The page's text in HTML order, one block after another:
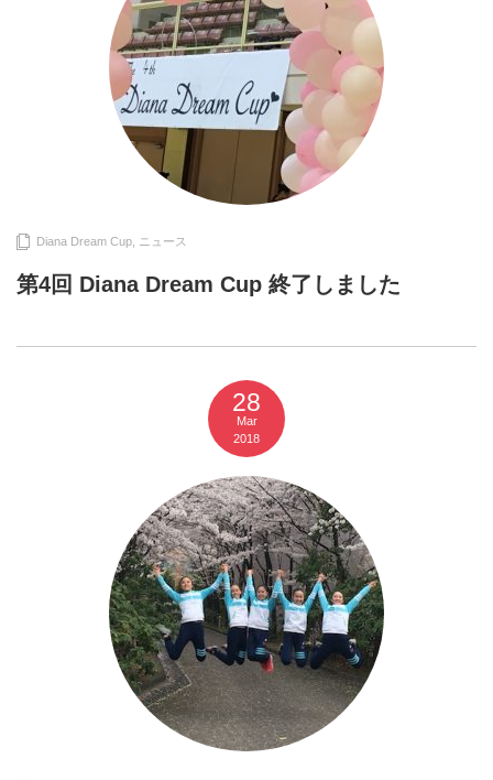
Diana Dream Cup ニュース
第4回 Diana Dream Cup 終了しました
28
Mar
2018